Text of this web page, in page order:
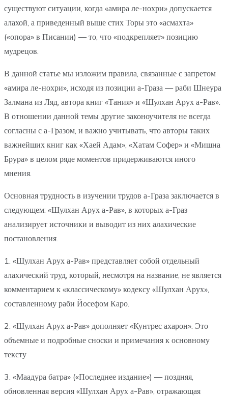
существуют ситуации, когда «амира ле-нохри» допускается
алахой, а приведенный выше стих Торы это «асмахта»
(«опора» в Писании) — то, что «подкрепляет» позицию
мудрецов.
В данной статье мы изложим правила, связанные с запретом
«амира ле-нохри», исходя из позиции а-Граза — раби Шнеура
Залмана из Ляд, автора книг «Тания» и «Шулхан Арух а-Рав».
В отношении данной темы другие законоучителя не всегда
согласны с а-Гразом, и важно учитывать, что авторы таких
важнейших книг как «Хаей Адам», «Хатам Софер» и «Мишна
Брура» в целом ряде моментов придерживаются иного
мнения.
Основная трудность в изучении трудов а-Граза заключается в
следующем: «Шулхан Арух а-Рав», в которых а-Граз
анализирует источники и выводит из них алахические
постановления.
1. «Шулхан Арух а-Рав» представляет собой отдельный
алахический труд, который, несмотря на название, не является
комментарием к «классическому» кодексу «Шулхан Арух»,
составленному раби Йосефом Каро.
2. «Шулхан Арух а-Рав» дополняет «Кунтрес ахарон». Это
объемные и подробные сноски и примечания к основному
тексту
3. «Маадура батра» («Последнее издание») — поздняя,
обновленная версия «Шулхан Арух а-Рав», отражающая